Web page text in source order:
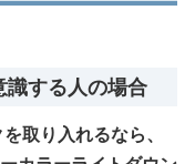
識する人の場合
取り入れるなら、